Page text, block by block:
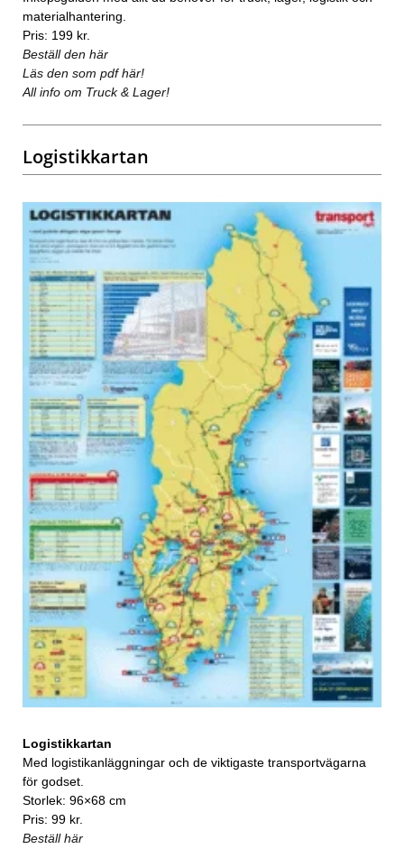
materialhantering.
Pris: 199 kr.
Beställ den här
Läs den som pdf här!
All info om Truck & Lager!
Logistikkartan
Logistikkartan
Med logistikanläggningar och de viktigaste transportvägarna
för godset.
Storlek: 96×68 cm
Pris: 99 kr.
Beställ här